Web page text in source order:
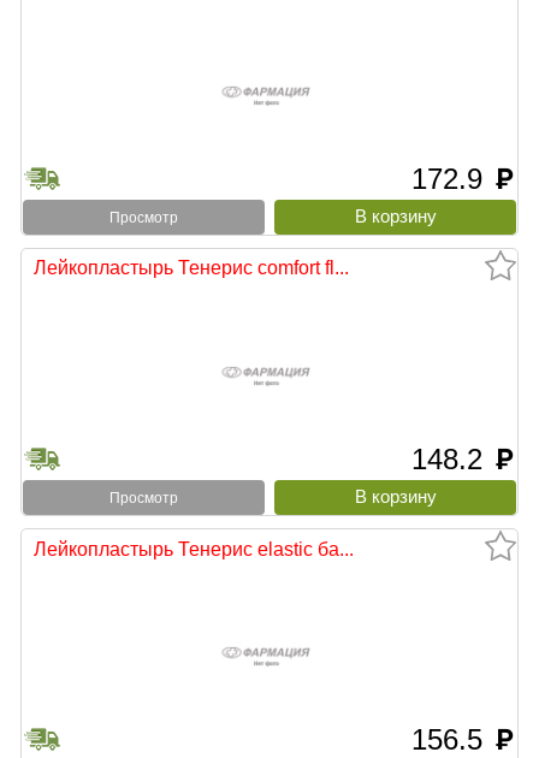
172.9 руб
Просмотр
Лейкопластырь Тенерис comfort fl...
148.2 руб
Просмотр
Лейкопластырь Тенерис elastic ба...
156.5 руб